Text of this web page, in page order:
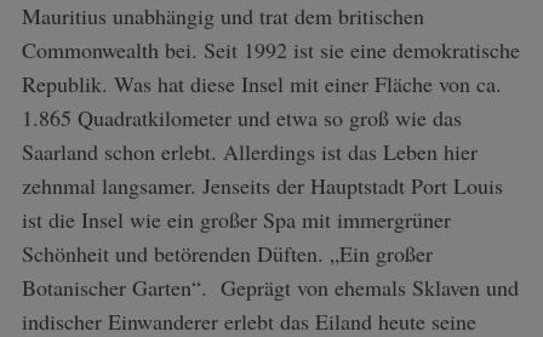
Mauritius unabhängig und trat dem britischen
Commonwealth bei. Seit 1992 ist sie eine demokratische
Republik. Was hat diese Insel mit einer Fläche von ca.
1.865 Quadratkilometer und etwa so groß wie das
Saarland schon erlebt. Allerdings ist das Leben hier
zehnmal langsamer. Jenseits der Hauptstadt Port Louis
ist die Insel wie ein großer Spa mit immergrüner
Schönheit und betörenden Düften. „Ein großer
Botanischer Garten“. Geprägt von ehemals Sklaven und
indischer Einwanderer erlebt das Eiland heute seine